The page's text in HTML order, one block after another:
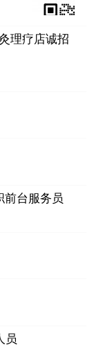
理疗店诚招
前台服务员
员